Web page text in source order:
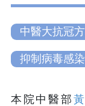
中醫⼤抗冠
抑制病毒感染
本院中醫部